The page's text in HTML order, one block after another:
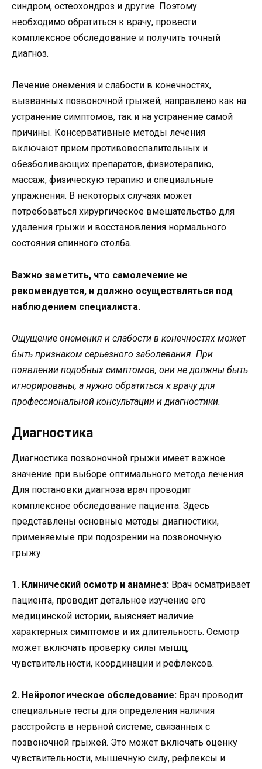
синдром, остеохондроз и другие. Поэтому
необходимо обратиться к врачу, провести
комплексное обследование и получить точный
диагноз.
Лечение онемения и слабости в конечностях,
вызванных позвоночной грыжей, направлено как на
устранение симптомов, так и на устранение самой
причины. Консервативные методы лечения
включают прием противовоспалительных и
обезболивающих препаратов, физиотерапию,
массаж, физическую терапию и специальные
упражнения. В некоторых случаях может
потребоваться хирургическое вмешательство для
удаления грыжи и восстановления нормального
состояния спинного столба.
Важно заметить, что самолечение не
рекомендуется, и должно осуществляться под
наблюдением специалиста.
Ощущение онемения и слабости в конечностях может
быть признаком серьезного заболевания. При
появлении подобных симптомов, они не должны быть
игнорированы, а нужно обратиться к врачу для
профессиональной консультации и диагностики.
Диагностика
Диагностика позвоночной грыжи имеет важное
значение при выборе оптимального метода лечения.
Для постановки диагноза врач проводит
комплексное обследование пациента. Здесь
представлены основные методы диагностики,
применяемые при подозрении на позвоночную
грыжу:
1. Клинический осмотр и анамнез: Врач осматривает
пациента, проводит детальное изучение его
медицинской истории, выясняет наличие
характерных симптомов и их длительность. Осмотр
может включать проверку силы мышц,
чувствительности, координации и рефлексов.
2. Нейрологическое обследование: Врач проводит
специальные тесты для определения наличия
расстройств в нервной системе, связанных с
позвоночной грыжей. Это может включать оценку
чувствительности, мышечную силу, рефлексы и